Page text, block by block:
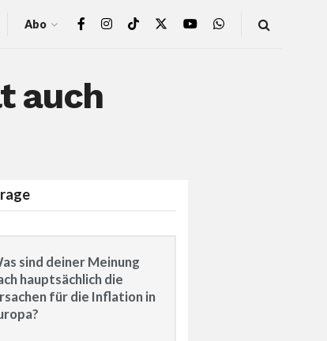
Abo
auch
sind deiner Meinung
hauptsächlich die
für die Inflation in